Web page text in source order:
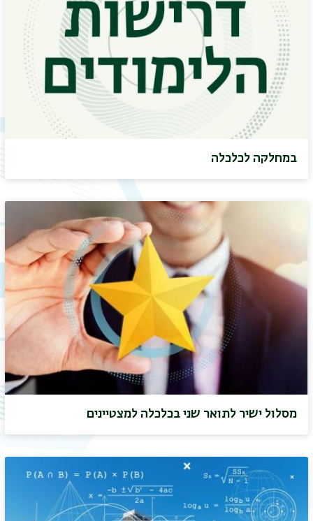
במחלקה לכלכלה
מסלול ישיר לתואר שני בכלכלה למצטיינים